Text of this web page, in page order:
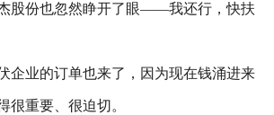
股份也忽然睁开了眼——我还行，快扶
企业的订单也来了，因为现在钱涌进来
很重要、很迫切。